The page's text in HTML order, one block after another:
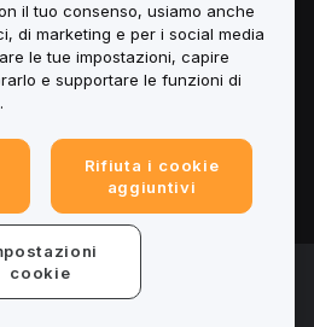
rights reserved.
il tuo consenso, usiamo anche
di marketing e per i social media
le tue impostazioni, capire
e supportare le funzioni di
Rifiuta i cookie
aggiuntivi
cookie